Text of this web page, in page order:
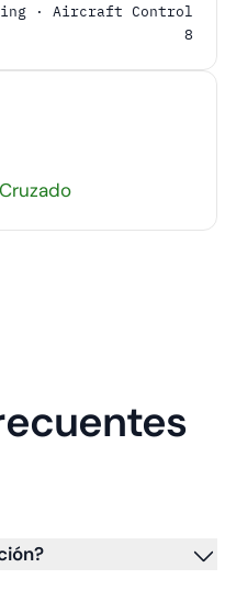
· Aircraft Control
8